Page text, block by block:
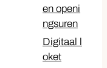
en openi
ngsuren
Digitaal l
oket